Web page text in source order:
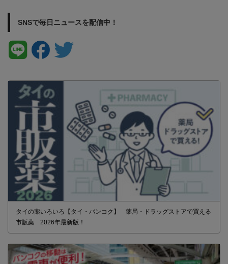
SNSで毎日ニュースを配信中！
タイの薬いろいろ【タイ・バンコク】 薬局・ドラッグストアで買える
市販薬 2026年最新版！